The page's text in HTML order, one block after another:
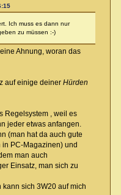
Ich muss es dann nur
zu müssen :-)
Ahnung, woran das
auf einige deiner Hürden
Regelsystem , weil es
jeder etwas anfangen.
(man hat da auch gute
PC-Magazinen) und
man auch
Einsatz, man sich zu
kann sich 3W20 auf mich